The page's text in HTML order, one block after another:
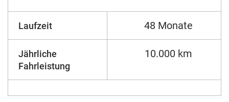
Laufzeit 48 Monate
Jährliche
Fahrleistung
10.000 km